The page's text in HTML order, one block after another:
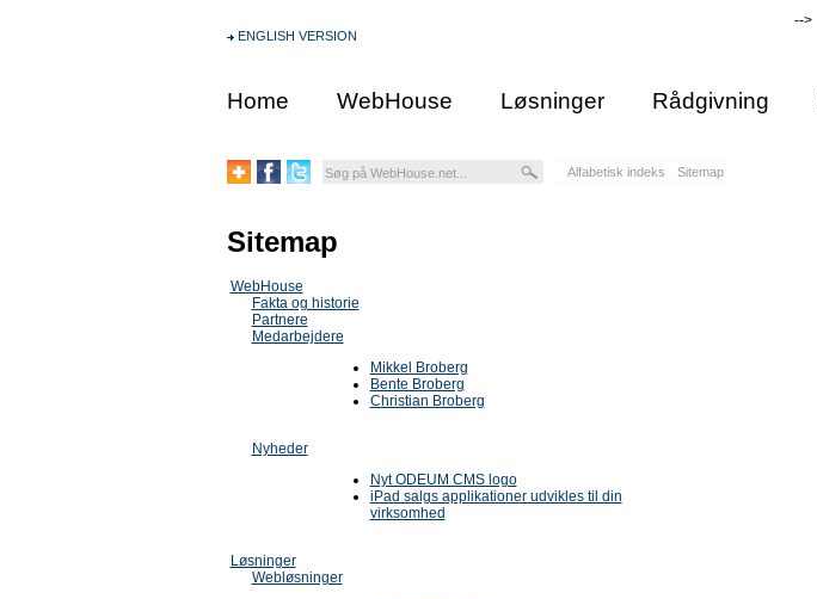
-->
ENGLISH VERSION
Home WebHouse Løsninger Rådgivning
Alfabetisk indeks Sitemap
Sitemap
WebHouse
Fakta og historie
Partnere
Medarbejdere
Mikkel Broberg
Bente Broberg
Christian Broberg
Nyheder
Nyt ODEUM CMS logo
iPad salgs applikationer udvikles til din
virksomhed
Løsninger
Webløsninger